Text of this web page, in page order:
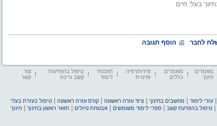
בעלי חיים
לחבר הוסף תגובה
מאמרים
חינוך
מאמרים
כללים
פיזיותרפיה
פרטית
תוכנות
לימוד
טיפול בהפרעות
קשב וריכוז
צור
קשר
עזרי לימוד מחשבים בחינוך |ציוד עזרה ראשונה |קורס עזרה ראשונה |טיפול בעזרת בעלי
|טיפול בהפרעת קשב |ספרי לימוד משומשים |אבטחת טיולים תואר ראשון בחינוך |חינוך